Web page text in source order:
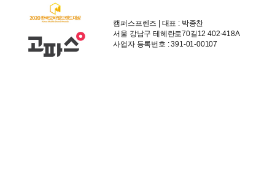
캠퍼스프렌즈 | 대표 : 박종찬
서울 강남구 테헤란로70길12 402-418A
사업자 등록번호 : 391-01-00107